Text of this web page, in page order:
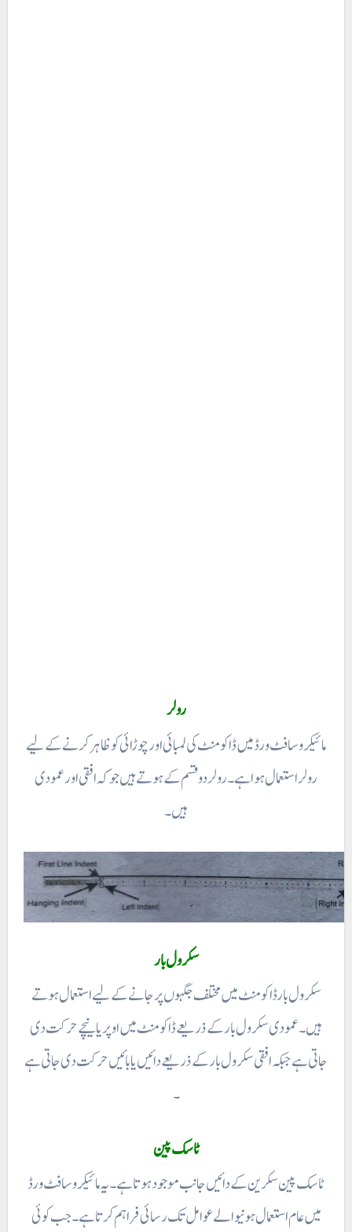
رولر
مائیکروسافٹ ورڈ میں ڈاکومنٹ کی لمبائی اور چوڑائی کوظاہر کرنے کے لیے
رولر استعمال ہوا ہے۔ رولر دو قسم کے ہوتے ہیں جو کہ افقی اور عمودی
ہیں۔
سکرول بار
سکرول بارڈاکومنٹ میں مختلف جگہوں پر جانے کے لیے استعمال ہوتے
ہیں ۔ عمودی سکرول بار کے ذریعے ڈاکومنٹ میں اوپر یا نیچے حرکت دی
جاتی ہے جبکہ افقی سکرول بار کے ذریعے دائیں یا بائیں حرکت دی جاتی ہے
۔
ٹاسک پین
ٹاسک پین سکرین کے دائیں جانب موجود ہوتا ہے۔ یہ مائیکروسافٹ ورڈ
میں عام استعمال ہو نیوالے عوامل تک رسائی فراہم کرتا ہے ۔ جب کوئی